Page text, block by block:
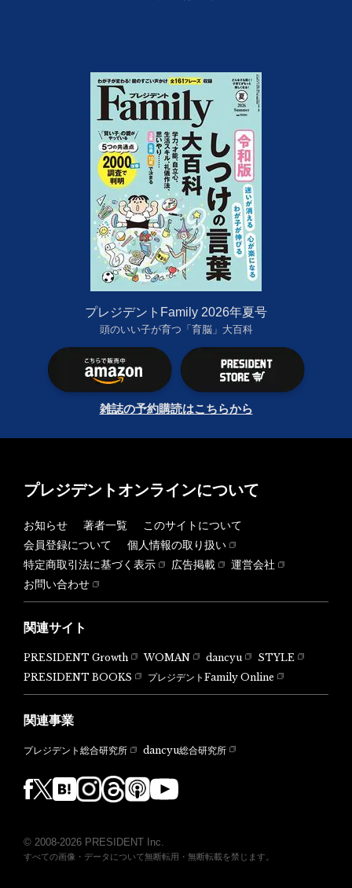
プレジデントFamily 2026年夏号
頭のいい子が育つ「育脳」大百科
雑誌の予約購読はこちらから
プレジデントオンラインについて
お知らせ 著者一覧
このサイトについて
会員登録について
個人情報の取り扱い
特定商取引法に基づく表示
広告掲載
運営会社
お問い合わせ
関連サイト
PRESIDENT Growth WOMAN dancyu
STYLE
PRESIDENT BOOKS
プレジデントFamily Online
関連事業
プレジデント総合研究所 dancyu総合研究所
© 2008-2026 PRESIDENT Inc.
すべての画像・データについて無断転用・無断転載を禁じます。